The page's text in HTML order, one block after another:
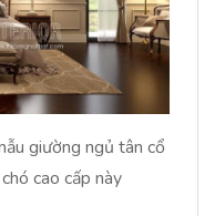
giường ngủ tân cổ
cao cấp này